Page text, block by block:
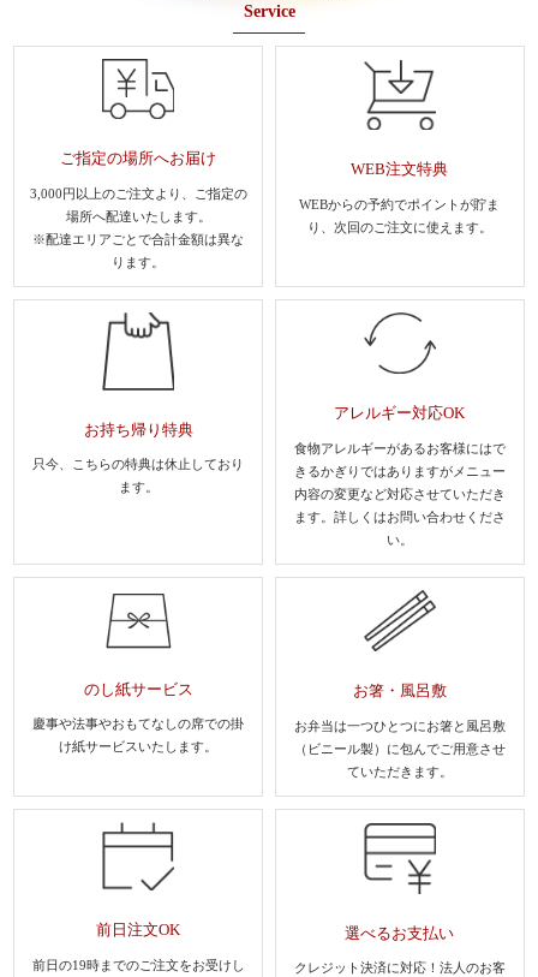
Service
ご指定の場所へお届け
3,000円以上のご注文より、
ご指定の
場所へ配達いたします。
※配達エリアごとで合計金額は異な
ります。
WEB注文特典
WEBからの予約でポイントが貯ま
り、 次回のご注文に使えます。
お持ち帰り特典
只今、こちらの特典は休止しており
ます。
アレルギー対応OK
食物アレルギーがあるお客様にはで
きるかぎりではありますがメニュー
内容の変更など対応させていただき
ます。 詳しくはお問い合わせくださ
い。
のし紙サービス
慶事や法事やおもてなしの席での掛
け紙サービスいたします。
お箸・風呂敷
お弁当は一つひとつにお箸と風呂敷
（ビニール製）に包んでご用意させ
ていただきます。
前日注文OK
前日の19時までのご注文をお受けし
選べるお支払い
クレジット決済に対応！法人のお客